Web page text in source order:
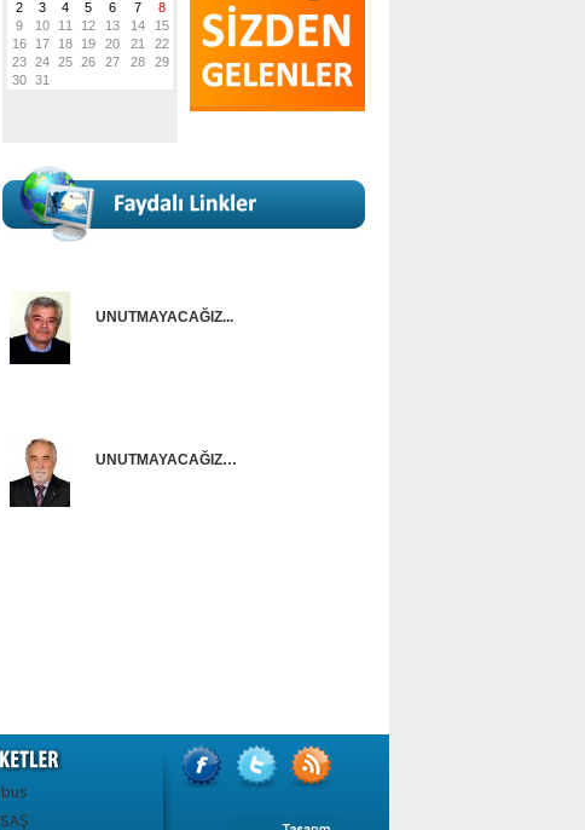
UNUTMAYACAĞIZ...
UNUTMAYACAĞIZ…